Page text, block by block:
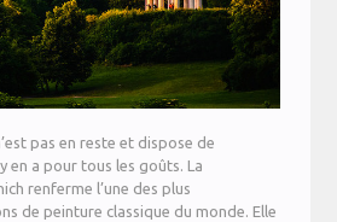
pas en reste et dispose de
en a pour tous les goûts. La
renferme l’une des plus
de peinture classique du monde. Elle